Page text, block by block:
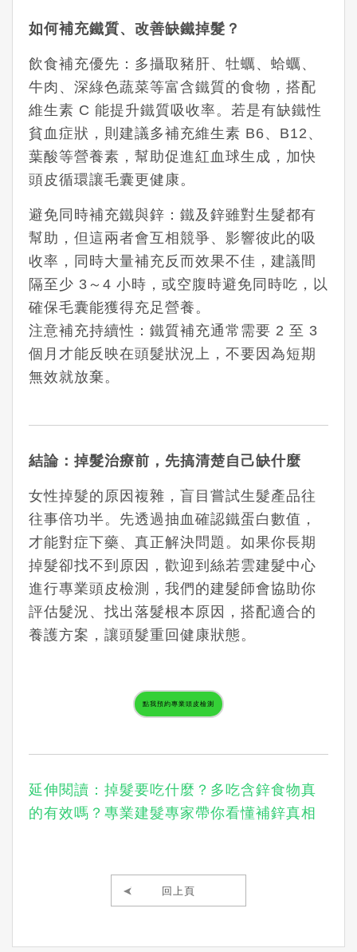
如何補充鐵質、改善缺鐵掉髮？
飲食補充優先：多攝取豬肝、牡蠣、蛤蠣、
牛肉、深綠色蔬菜等富含鐵質的食物，搭配
維生素 C 能提升鐵質吸收率。 若是有缺鐵性
貧血症狀，則建議多補充維生素 B6、B12、
葉酸等營養素，幫助促進紅血球生成，加快
頭皮循環讓毛囊更健康。
避免同時補充鐵與鋅：鐵及鋅雖對生髮都有
幫助，但這兩者會互相競爭、影響彼此的吸
收率，同時大量補充反而效果不佳，建議間
隔至少 3～4 小時，或空腹時避免同時吃，以
確保毛囊能獲得充足營養。
注意補充持續性：鐵質補充通常需要 2 至 3
個月才能反映在頭髮狀況上，不要因為短期
無效就放棄。
結論：掉髮治療前，先搞清楚自己缺什麼
女性掉髮的原因複雜，盲目嘗試生髮產品往
往事倍功半。先透過抽血確認鐵蛋白數值，
才能對症下藥、真正解決問題。如果你長期
掉髮卻找不到原因，歡迎到 絲若雲建髮中心
進行專業頭皮檢測，我們的建髮師會協助你
評估髮況、找出落髮根本原因，搭配適合的
養護方案，讓頭髮重回健康狀態。
點我預約專業頭皮檢測
延伸閱讀：掉髮要吃什麼？多吃含鋅食物真
的有效嗎？專業建髮專家帶你看懂補鋅真相
回上頁